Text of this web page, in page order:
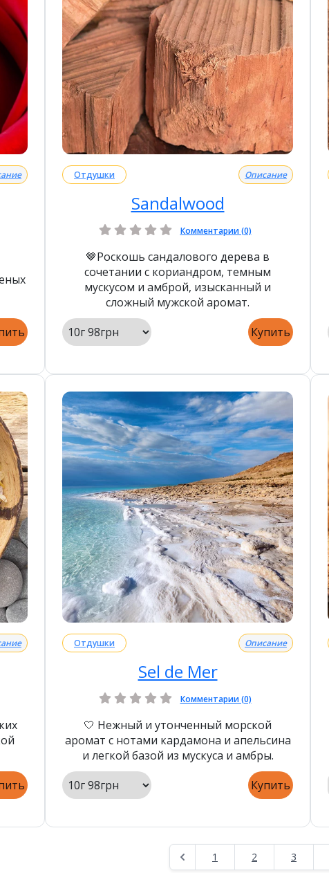
Отдушки Описание
Sandalwood
Комментарии (0)
🤎Роскошь сандалового дерева в
сочетании с кориандром, темным
мускусом и амброй, изысканный и
сложный мужской аромат.
Купить
Отдушки Описание
Sel de Mer
Комментарии (0)
🤍 Нежный и утонченный морской
аромат с нотами кардамона и апельсина
и легкой базой из мускуса и амбры.
Купить
1 2 3